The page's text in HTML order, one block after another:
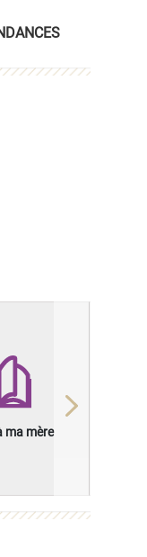
ma mère
Next